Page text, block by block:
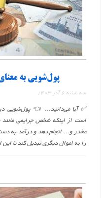
پول‌شویی به
سه شنبه 6 آذر 1403
✅ آیا می‌دانید... 👈 پول‌شویی
است از اینکه شخص جرایمی
مخدر و... انجام دهد و درآمد به
را به اموال دیگری تبدیل کند تا